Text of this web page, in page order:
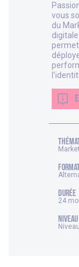
vous
du
digitale
DURÉE
24
NIVEAU